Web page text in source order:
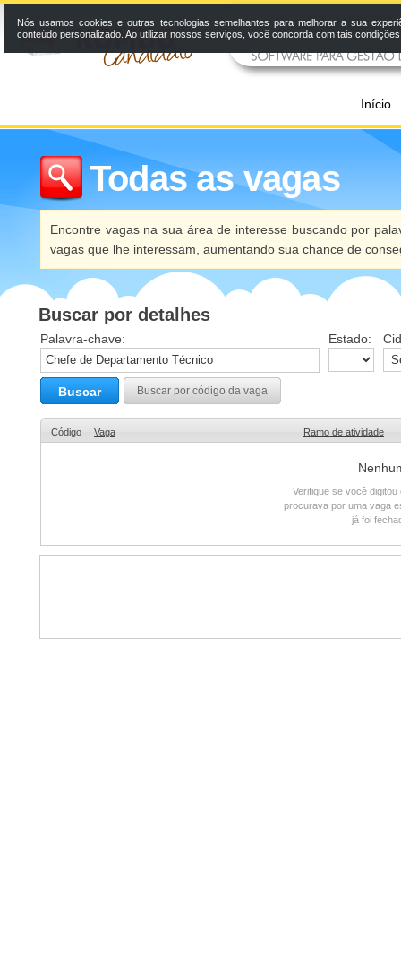
Início
Todas as vagas
Encontre vagas na sua área de interesse buscando por
vagas que lhe interessam, aumentando sua chance de
Buscar por detalhes
Palavra-chave: Estado:
Buscar Buscar por código da vaga
Código Vaga Ramo de atividade
Verifique se você
procurava por uma vaga
já foi
Nós usamos cookies e outras tecnologias semelhantes para melhorar a sua
conteúdo personalizado. Ao utilizar nossos serviços, você concorda com tais